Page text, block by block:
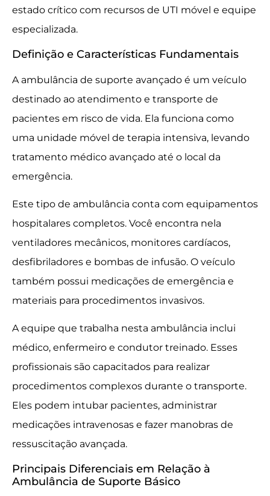
estado crítico com recursos de UTI móvel e equipe
especializada.
Definição e Características Fundamentais
A ambulância de suporte avançado é um veículo
destinado ao atendimento e transporte de
pacientes em risco de vida. Ela funciona como
uma unidade móvel de terapia intensiva, levando
tratamento médico avançado até o local da
emergência.
Este tipo de ambulância conta com equipamentos
hospitalares completos. Você encontra nela
ventiladores mecânicos, monitores cardíacos,
desfibriladores e bombas de infusão. O veículo
também possui medicações de emergência e
materiais para procedimentos invasivos.
A equipe que trabalha nesta ambulância inclui
médico, enfermeiro e condutor treinado. Esses
profissionais são capacitados para realizar
procedimentos complexos durante o transporte.
Eles podem intubar pacientes, administrar
medicações intravenosas e fazer manobras de
ressuscitação avançada.
Principais Diferenciais em Relação à
Ambulância de Suporte Básico